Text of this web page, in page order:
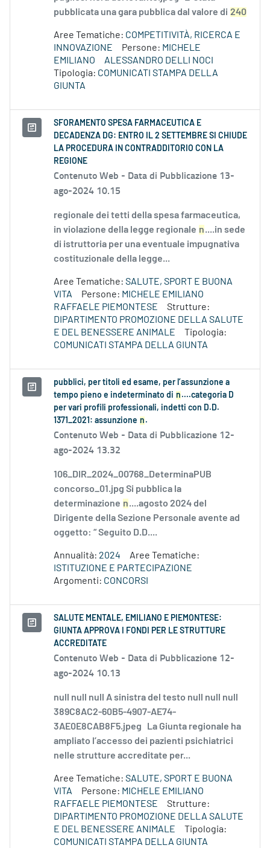
pubblicata una gara pubblica dal valore di 240
Aree Tematiche: COMPETITIVITÀ, RICERCA E
INNOVAZIONE
Persone: MICHELE
EMILIANO
ALESSANDRO DELLI NOCI
Tipologia: COMUNICATI STAMPA DELLA
GIUNTA
SFORAMENTO SPESA FARMACEUTICA E
DECADENZA DG: ENTRO IL 2 SETTEMBRE SI CHIUDE
LA PROCEDURA IN CONTRADDITORIO CON LA
REGIONE
Contenuto Web - Data di Pubblicazione 13-
ago-2024 10.15
regionale dei tetti della spesa farmaceutica,
in violazione della legge regionale n....in sede
di istruttoria per una eventuale impugnativa
costituzionale della legge...
Aree Tematiche: SALUTE, SPORT E BUONA
VITA
Persone: MICHELE EMILIANO
RAFFAELE PIEMONTESE
Strutture:
DIPARTIMENTO PROMOZIONE DELLA SALUTE
E DEL BENESSERE ANIMALE
Tipologia:
COMUNICATI STAMPA DELLA GIUNTA
pubblici, per titoli ed esame, per l’assunzione a
tempo pieno e indeterminato di n ....categoria D
per vari profili professionali, indetti con D.D.
1371_2021: assunzione n .
Contenuto Web - Data di Pubblicazione 12-
ago-2024 13.32
106_DIR_2024_00768_DeterminaPUB
concorso_01.jpg Si pubblica la
determinazione n....agosto 2024 del
Dirigente della Sezione Personale avente ad
oggetto: “ Seguito D.D....
Annualità: 2024
Aree Tematiche:
ISTITUZIONE E PARTECIPAZIONE
Argomenti: CONCORSI
SALUTE MENTALE, EMILIANO E PIEMONTESE:
GIUNTA APPROVA I FONDI PER LE STRUTTURE
ACCREDITATE
Contenuto Web - Data di Pubblicazione 12-
ago-2024 10.13
null null null A sinistra del testo null null null
389C8AC2-60B5-4907-AE74-
3AE0E8CAB8F5.jpeg La Giunta regionale ha
ampliato l’accesso dei pazienti psichiatrici
nelle strutture accreditate per...
Aree Tematiche: SALUTE, SPORT E BUONA
VITA
Persone: MICHELE EMILIANO
RAFFAELE PIEMONTESE
Strutture:
DIPARTIMENTO PROMOZIONE DELLA SALUTE
E DEL BENESSERE ANIMALE
Tipologia:
COMUNICATI STAMPA DELLA GIUNTA